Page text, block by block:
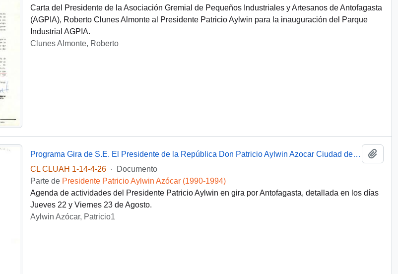
Carta del Presidente de la Asociación Gremial de Pequeños Industriales y Artesanos de Antofagasta
(AGPIA), Roberto Clunes Almonte al Presidente Patricio Aylwin para la inauguración del Parque
Industrial AGPIA.
Clunes Almonte, Roberto
Programa Gira de S.E. El Presidente de la República Don Patricio Aylwin Azocar Ciudad de Antofagasta
CL CLUAH 1-14-4-26
·
Documento
Parte de Presidente Patricio Aylwin Azócar (1990-1994)
Agenda de actividades del Presidente Patricio Aylwin en gira por Antofagasta, detallada en los días
Jueves 22 y Viernes 23 de Agosto.
Aylwin Azócar, Patricio1